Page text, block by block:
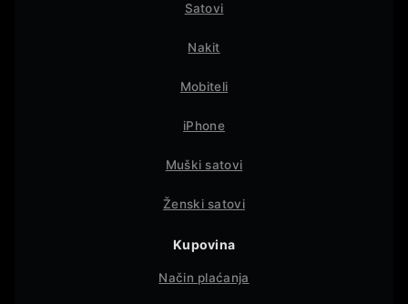
Satovi
Nakit
Mobiteli
iPhone
Muški satovi
Ženski satovi
Kupovina
Način plaćanja